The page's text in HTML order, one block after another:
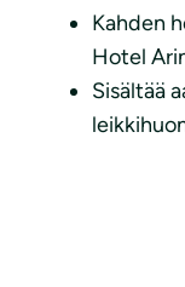
Kahden
Hotel
Sisältää